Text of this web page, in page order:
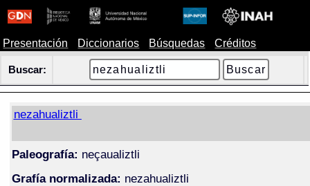
Presentación Diccionarios Búsquedas Créditos
Buscar:
nezahualiztli
Paleografía: neçaualiztli
Grafía normalizada: nezahualiztli